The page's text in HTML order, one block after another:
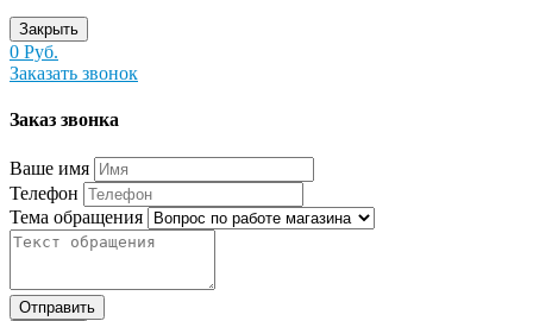
Закрыть
0 Руб.
Заказать звонок
Заказ звонка
Ваше имя
Телефон
Тема обращения
Отправить